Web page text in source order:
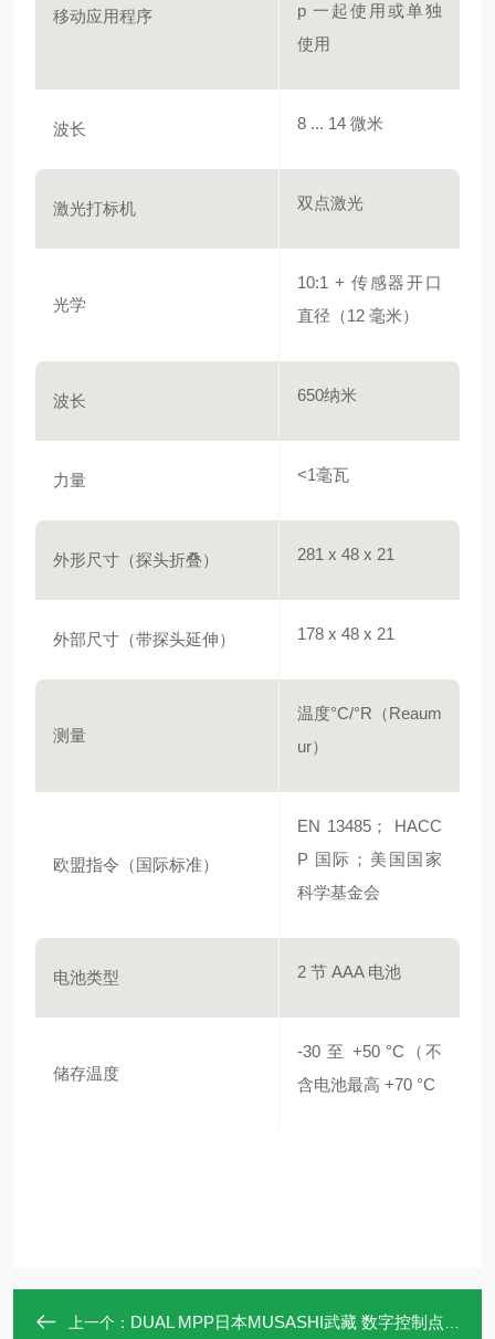
移动应用程序
p 一起使用或单独
使用
波长 8 ... 14 微米
激光打标机 双点激光
光学
10:1 + 传感器开口
直径（12 毫米）
波长 650纳米
力量 <1毫瓦
外形尺寸（探头折叠） 281 x 48 x 21
外部尺寸（带探头延伸） 178 x 48 x 21
测量
温度°C/°R（Reaum
ur）
欧盟指令（国际标准）
EN 13485； HACC
P 国际；美国国家
科学基金会
电池类型 2 节 AAA 电池
储存温度
-30 至 +50 °C（不
含电池最高 +70 °C
上一个： DUAL MPP日本MUSASHI武藏 数字控制点胶机